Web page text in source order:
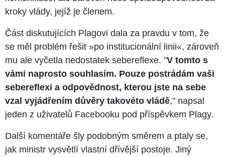
kroky vlády, jejíž je členem.
Část diskutujících Plagovi dala za pravdu v tom, že
se měl problém řešit »po institucionální linii«, zároveň
mu ale vyčetla nedostatek sebereflexe. "V tomto s
vámi naprosto souhlasím. Pouze postrádám vaši
sebereflexi a odpovědnost, kterou jste na sebe
vzal vyjádřením důvěry takovéto vládě," napsal
jeden z uživatelů Facebooku pod příspěvkem Plagy.
Další komentáře šly podobným směrem a ptaly se,
jak ministr vysvětlí vlastní dřívější postoje. Jiný